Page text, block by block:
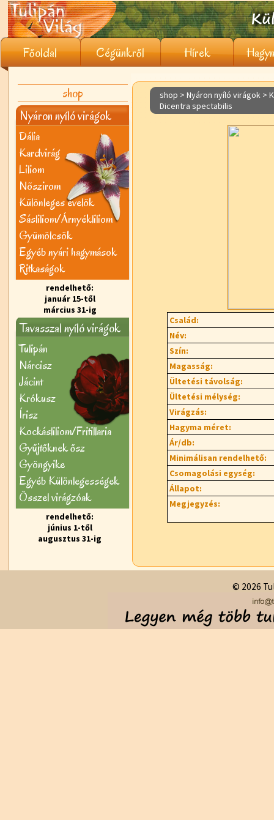
Főoldal Cégünkről Hírek
shop
Nyáron nyíló virágok
Dália
Kardvirág
Liliom
Nõszirom
Különleges évelõk
Sásliliom/Árnyékliliom
Gyümölcsök
Egyéb nyári hagymások
Ritkaságok
rendelhető:
január 15-től
március 31-ig
Tavasszal nyíló virágok
Tulipán
Nárcisz
Jácint
Krókusz
Írisz
Kockásliliom/Fritillaria
Gyűjtőknek ősz
Gyöngyike
Egyéb Különlegességek
Õsszel virágzóak
rendelhető:
június 1-től
augusztus 31-ig
shop > Nyáron nyíló virágok >
Dicentra spectabilis
Család:
Név:
Szín:
Magasság:
Ültetési távolság:
Ültetési mélység:
Virágzás:
Hagyma méret:
Ár/db:
Minimálisan rendelhető:
Csomagolási egység:
Állapot:
Megjegyzés:
© 2026